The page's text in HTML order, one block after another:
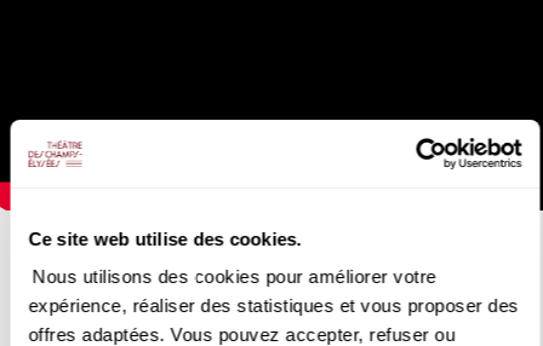
Ce site web utilise des cookies.
Nous utilisons des cookies pour améliorer votre
expérience, réaliser des statistiques et vous proposer des
offres adaptées. Vous pouvez accepter, refuser ou
JEAN-PHILIPPE COLLARD
Fauré
02/02/2023